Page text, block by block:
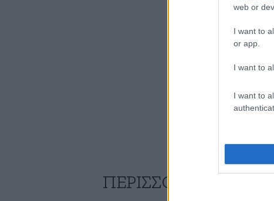
web or
I want to
or app.
I want to
I want to
ΠΕΡΙΣΣΟΤΕΡΑ ΑΠΟ